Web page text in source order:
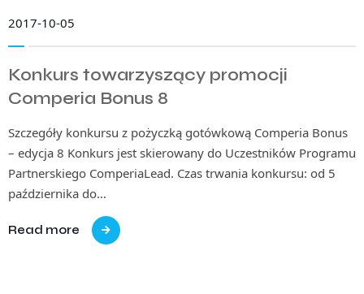
2017-10-05
Konkurs towarzyszący promocji
Comperia Bonus 8
Szczegóły konkursu z pożyczką gotówkową Comperia Bonus
– edycja 8 Konkurs jest skierowany do Uczestników Programu
Partnerskiego ComperiaLead. Czas trwania konkursu: od 5
października do…
Read more